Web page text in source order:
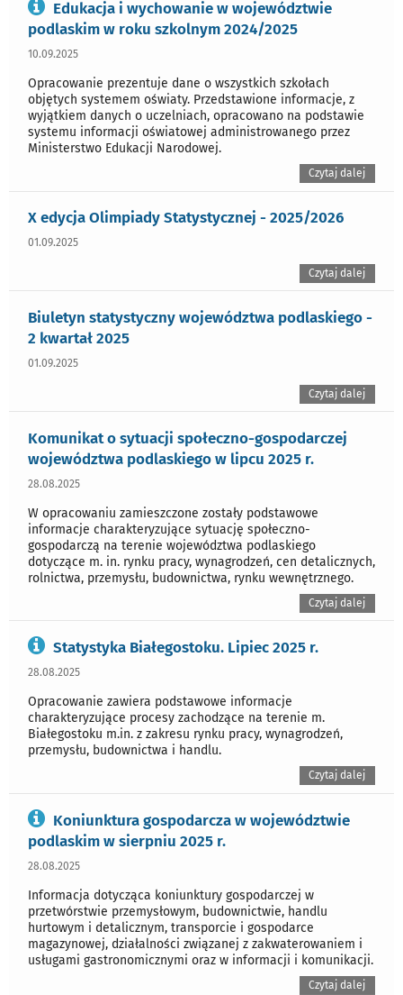
Edukacja i wychowanie w województwie
podlaskim w roku szkolnym 2024/2025
10.09.2025
Opracowanie prezentuje dane o wszystkich szkołach
objętych systemem oświaty. Przedstawione informacje, z
wyjątkiem danych o uczelniach, opracowano na podstawie
systemu informacji oświatowej administrowanego przez
Ministerstwo Edukacji Narodowej.
Czytaj dalej
X edycja Olimpiady Statystycznej - 2025/2026
01.09.2025
Czytaj dalej
Biuletyn statystyczny województwa podlaskiego -
2 kwartał 2025
01.09.2025
Czytaj dalej
Komunikat o sytuacji społeczno-gospodarczej
województwa podlaskiego w lipcu 2025 r.
28.08.2025
W opracowaniu zamieszczone zostały podstawowe
informacje charakteryzujące sytuację społeczno-
gospodarczą na terenie województwa podlaskiego
dotyczące m. in. rynku pracy, wynagrodzeń, cen detalicznych,
rolnictwa, przemysłu, budownictwa, rynku wewnętrznego.
Czytaj dalej
Statystyka Białegostoku. Lipiec 2025 r.
28.08.2025
Opracowanie zawiera podstawowe informacje
charakteryzujące procesy zachodzące na terenie m.
Białegostoku m.in. z zakresu rynku pracy, wynagrodzeń,
przemysłu, budownictwa i handlu.
Czytaj dalej
Koniunktura gospodarcza w województwie
podlaskim w sierpniu 2025 r.
28.08.2025
Informacja dotycząca koniunktury gospodarczej w
przetwórstwie przemysłowym, budownictwie, handlu
hurtowym i detalicznym, transporcie i gospodarce
magazynowej, działalności związanej z zakwaterowaniem i
usługami gastronomicznymi oraz w informacji i komunikacji.
Czytaj dalej